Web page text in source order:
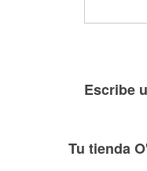
Escribe
Tu tienda